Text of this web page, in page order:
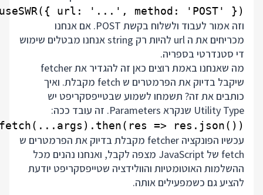
url: '...', method: 'POST' });
וזה אמור לעבוד ולשלוח בקשת POST. אם אנחנו
מכריחים את ה url להיות רק string אנחנו מבטלים שימוש
די סטנדרטי בספריה.
מה שאנחנו באמת רוצים כאן זה להגדיר את fetcher
שיקבל בדיוק את הפרמטרים ש fetch מקבלת. ואיך
כותבים את זה? תשמחו לשמוע שבטייפסקריפט יש
Utility Type שנקרא Parameters. זה עובד ככה:
=> res.json())
עכשיו הפונקציה fetcher מקבלת בדיוק את הפרמטרים ש
fetch של JavaScript מצפה לקבל, ואנחנו נהנים מכל
ההשלמות האוטומטיות והוולידציה שטייפסקריפט יודעת
להציע גם כשמפעילים אותה.